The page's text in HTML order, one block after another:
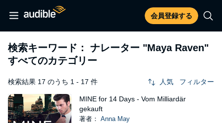
会員登録する
検索キーワード： ナレーター "Maya Raven"
すべてのカテゴリー
検索結果 17 のうち 1 - 17 件 人気 フィルター
MINE for 14 Days - Vom Milliardär
gekauft
著者： Anna May